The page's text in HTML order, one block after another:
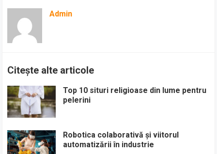
Admin
Citește alte articole
Top 10 situri religioase din lume pentru
pelerini
Robotica colaborativă și viitorul
automatizării în industrie